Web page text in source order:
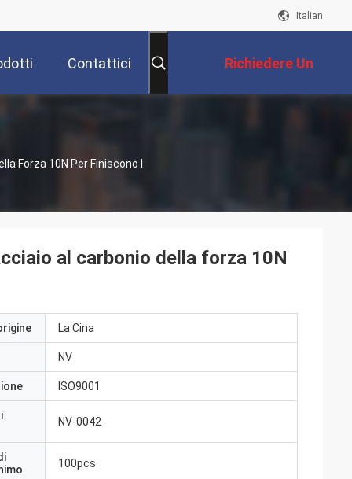
Italian
Contattici Richiedere Un
Preventivo
Forza 10N Per Finiscono I
al carbonio della forza 10N
La Cina
NV
ISO9001
NV-0042
100pcs